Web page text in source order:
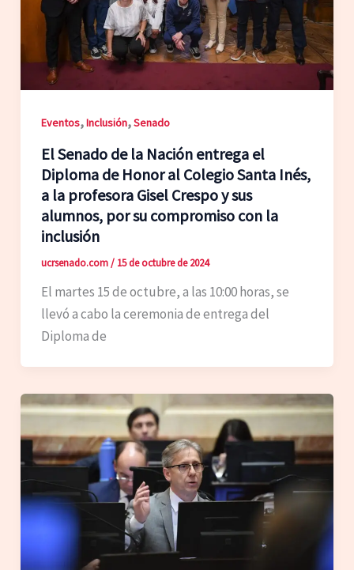
Eventos,Inclusión,Senado
El Senado de la Nación entrega el
Diploma de Honor al Colegio Santa Inés,
a la profesora Gisel Crespo y sus
alumnos, por su compromiso con la
inclusión
ucrsenado.com/ 15 de octubre de 2024
El martes 15 de octubre, a las 10:00 horas, se
llevó a cabo la ceremonia de entrega del
Diploma de